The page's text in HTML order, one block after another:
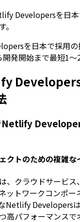
Developersを日
を日本で採用
開発開始まで最短1〜
クトのための複雑な
、クラウドサービス
ットワークコンポー
Netlify Developers
高パフォーマンスで